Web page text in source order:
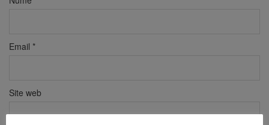
Email *
Site web